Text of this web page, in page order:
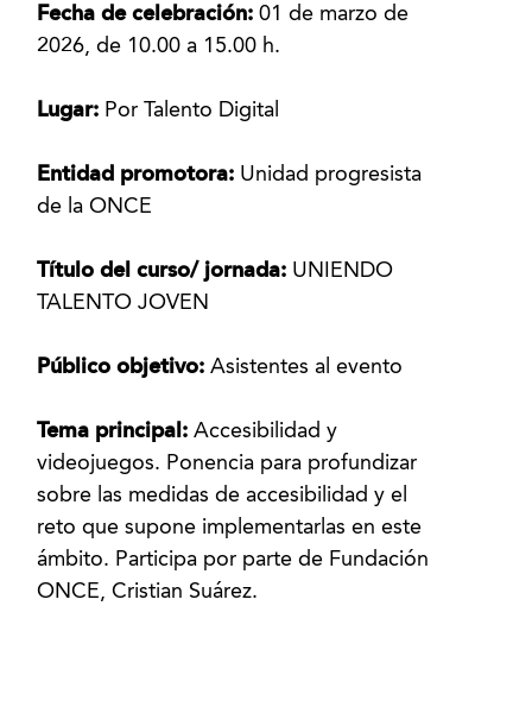
Fecha de celebración:01 de marzo de
2026, de 10.00 a 15.00 h.
Lugar: Por Talento Digital
Entidad promotora: Unidad progresista
de la ONCE
Título del curso/ jornada: UNIENDO
TALENTO JOVEN
Público objetivo:Asistentes al evento
Tema principal:Accesibilidad y
videojuegos. Ponencia para profundizar
sobre las medidas de accesibilidad y el
reto que supone implementarlas en este
ámbito. Participa por parte de Fundación
ONCE, Cristian Suárez.